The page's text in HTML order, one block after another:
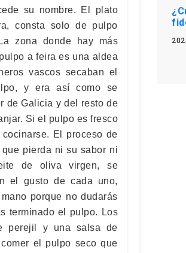
su nombre. El plato
consta solo de pulpo
zona donde hay más
a feira es una aldea
vascos secaban el
y era así como se
de Galicia y del resto de
Si el pulpo es fresco
El proceso de
pierda ni su sabor ni
de oliva virgen, se
el gusto de cada uno,
porque no dudarás
terminado el pulpo. Los
perejil y una salsa de
el pulpo seco que